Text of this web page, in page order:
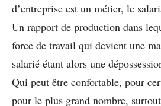
d’entreprise est un métier, le
Un rapport de production dans
force de travail qui devient une
salarié étant alors une
Qui peut être confortable, pour
pour le plus grand nombre,